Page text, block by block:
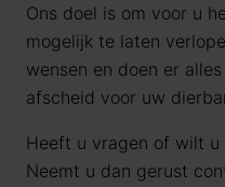
Ons doel is om voor u
mogelijk te laten
wensen en doen er
afscheid voor uw
Heeft u vragen of wilt u
Neemt u dan gerust